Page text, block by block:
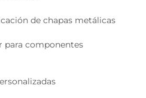
de chapas metálicas
para componentes